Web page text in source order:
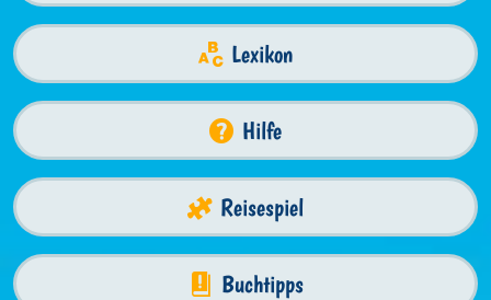
Lexikon
Hilfe
Reisespiel
Buchtipps